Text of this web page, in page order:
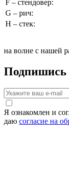
F – стендовер:
G – рич:
H – стек:
на волне с нашей
Подпишись
Я ознакомлен и
даю согласие на